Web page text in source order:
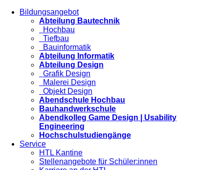
Bildungsangebot
Abteilung Bautechnik
Hochbau
Tiefbau
Bauinformatik
Abteilung Informatik
Abteilung Design
Grafik Design
Malerei Design
Objekt Design
Abendschule Hochbau
Bauhandwerkschule
Abendkolleg Game Design | Usability
Engineering
Hochschulstudiengänge
Service
HTL Kantine
Stellenangebote für Schüler:innen